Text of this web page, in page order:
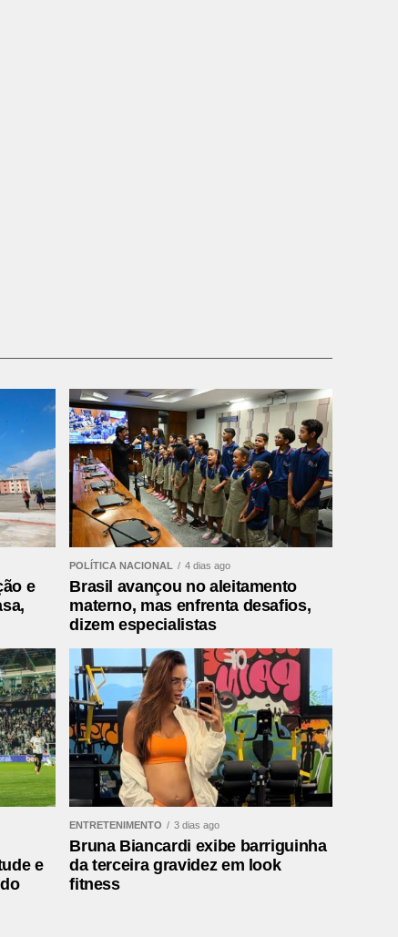
e
POLÍTICA NACIONAL 4 dias ago
Brasil avançou no aleitamento
materno, mas enfrenta desafios,
dizem especialistas
e
ENTRETENIMENTO 3 dias ago
Bruna Biancardi exibe barriguinha
da terceira gravidez em look
fitness